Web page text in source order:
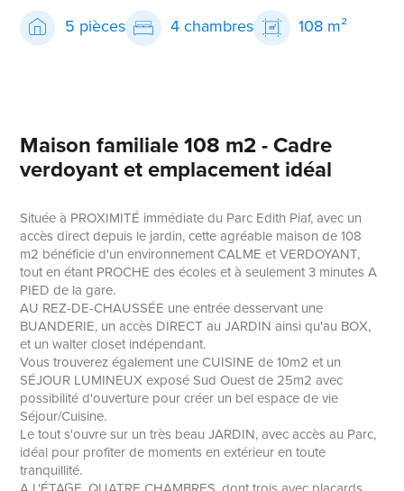
5 pièces 4 chambres 108 m²
Maison familiale 108 m2 - Cadre
verdoyant et emplacement idéal
Située à PROXIMITÉ immédiate du Parc Edith Piaf, avec un
accès direct depuis le jardin, cette agréable maison de 108
m2 bénéficie d'un environnement CALME et VERDOYANT,
tout en étant PROCHE des écoles et à seulement 3 minutes A
PIED de la gare.
AU REZ-DE-CHAUSSÉE une entrée desservant une
BUANDERIE, un accès DIRECT au JARDIN ainsi qu'au BOX,
et un walter closet indépendant.
Vous trouverez également une CUISINE de 10m2 et un
SÉJOUR LUMINEUX exposé Sud Ouest de 25m2 avec
possibilité d'ouverture pour créer un bel espace de vie
Séjour/Cuisine.
Le tout s'ouvre sur un très beau JARDIN, avec accès au Parc,
idéal pour profiter de moments en extérieur en toute
tranquillité.